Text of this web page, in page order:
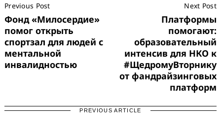
Navigation
Previous Post
Фонд «Милосердие»
помог открыть
спортзал для людей с
ментальной
инвалидностью
Next Post
Платформы
помогают:
образовательный
интенсив для НКО к
#ЩедромуВторнику
от фандрайзинговых
платформ
PREVIOUS ARTICLE